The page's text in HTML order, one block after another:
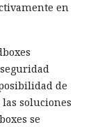
en
de
soluciones
se